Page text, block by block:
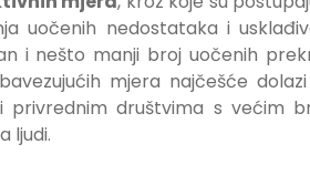
uočenih nedostataka i
i nešto manji broj uočenih
mjera najčešće
društvima s većim
ljudi.